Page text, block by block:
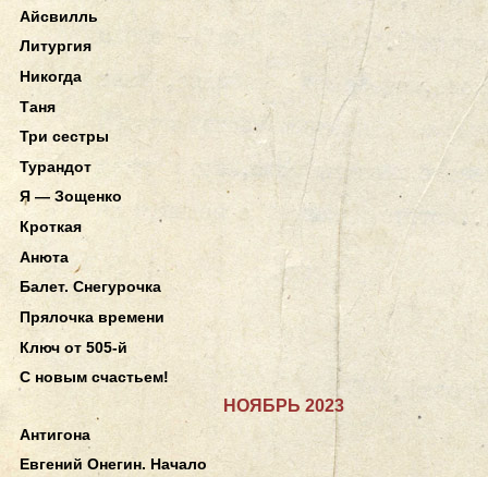
Айсвилль
Литургия
Никогда
Таня
Три сестры
Турандот
Я — Зощенко
Кроткая
Анюта
Балет. Снегурочка
Прялочка времени
Ключ от 505-й
С новым счастьем!
НОЯБРЬ 2023
Антигона
Евгений Онегин. Начало